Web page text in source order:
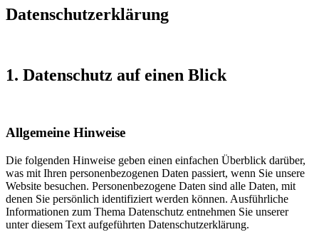
Datenschutzerklärung
1. Datenschutz auf einen Blick
Allgemeine Hinweise
Die folgenden Hinweise geben einen einfachen Überblick darüber,
was mit Ihren personenbezogenen Daten passiert, wenn Sie unsere
Website besuchen. Personenbezogene Daten sind alle Daten, mit
denen Sie persönlich identifiziert werden können. Ausführliche
Informationen zum Thema Datenschutz entnehmen Sie unserer
unter diesem Text aufgeführten Datenschutzerklärung.